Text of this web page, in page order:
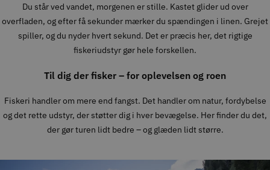
Du står ved vandet, morgenen er stille. Kastet glider ud over
overfladen, og efter få sekunder mærker du spændingen i linen. Grejet
spiller, og du nyder hvert sekund. Det er præcis her, det rigtige
fiskeriudstyr gør hele forskellen.
Til dig der fisker – for oplevelsen og roen
Fiskeri handler om mere end fangst. Det handler om natur, fordybelse
og det rette udstyr, der støtter dig i hver bevægelse. Her finder du det,
der gør turen lidt bedre – og glæden lidt større.